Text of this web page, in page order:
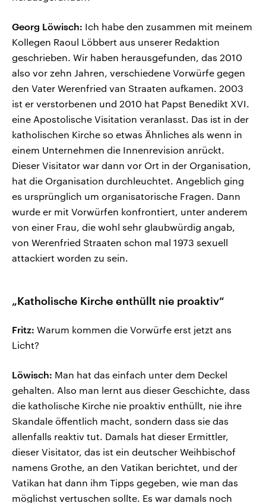
Georg Löwisch: Ich habe den zusammen mit meinem
Kollegen Raoul Löbbert aus unserer Redaktion
geschrieben. Wir haben herausgefunden, das 2010
also vor zehn Jahren, verschiedene Vorwürfe gegen
den Vater Werenfried van Straaten aufkamen. 2003
ist er verstorbenen und 2010 hat Papst Benedikt XVI.
eine Apostolische Visitation veranlasst. Das ist in der
katholischen Kirche so etwas Ähnliches als wenn in
einem Unternehmen die Innenrevision anrückt.
Dieser Visitator war dann vor Ort in der Organisation,
hat die Organisation durchleuchtet. Angeblich ging
es ursprünglich um organisatorische Fragen. Dann
wurde er mit Vorwürfen konfrontiert, unter anderem
von einer Frau, die wohl sehr glaubwürdig angab,
von Werenfried Straaten schon mal 1973 sexuell
attackiert worden zu sein.
„Katholische Kirche enthüllt nie proaktiv“
Fritz: Warum kommen die Vorwürfe erst jetzt ans
Licht?
Löwisch: Man hat das einfach unter dem Deckel
gehalten. Also man lernt aus dieser Geschichte, dass
die katholische Kirche nie proaktiv enthüllt, nie ihre
Skandale öffentlich macht, sondern dass sie das
allenfalls reaktiv tut. Damals hat dieser Ermittler,
dieser Visitator, das ist ein deutscher Weihbischof
namens Grothe, an den Vatikan berichtet, und der
Vatikan hat dann ihm Tipps gegeben, wie man das
möglichst vertuschen sollte. Es war damals noch